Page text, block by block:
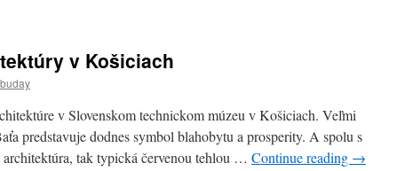
v Košiciach
v Slovenskom technickom múzeu v Košiciach. Veľmi
predstavuje dodnes symbol blahobytu a prosperity. A spolu s
tak typická červenou tehlou … Continue reading →